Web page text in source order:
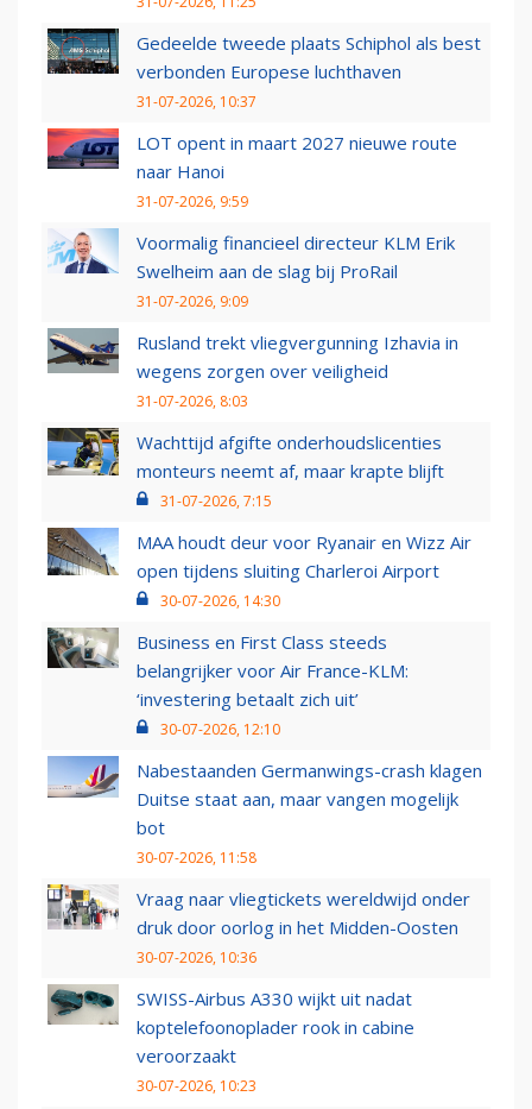
Gedeelde tweede plaats Schiphol als best
verbonden Europese luchthaven
31-07-2026, 10:37
LOT opent in maart 2027 nieuwe route
naar Hanoi
31-07-2026, 9:59
Voormalig financieel directeur KLM Erik
Swelheim aan de slag bij ProRail
31-07-2026, 9:09
Rusland trekt vliegvergunning Izhavia in
wegens zorgen over veiligheid
31-07-2026, 8:03
Wachttijd afgifte onderhoudslicenties
monteurs neemt af, maar krapte blijft
31-07-2026, 7:15
MAA houdt deur voor Ryanair en Wizz Air
open tijdens sluiting Charleroi Airport
30-07-2026, 14:30
Business en First Class steeds
belangrijker voor Air France-KLM:
‘investering betaalt zich uit’
30-07-2026, 12:10
Nabestaanden Germanwings-crash klagen
Duitse staat aan, maar vangen mogelijk
bot
30-07-2026, 11:58
Vraag naar vliegtickets wereldwijd onder
druk door oorlog in het Midden-Oosten
30-07-2026, 10:36
SWISS-Airbus A330 wijkt uit nadat
koptelefoonoplader rook in cabine
veroorzaakt
30-07-2026, 10:23